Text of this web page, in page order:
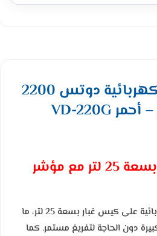
مكنسة برميل كهربائية دوتس 2200
كيس غبار واسع بسعة 25 لتر مع مؤشر
تحتوي مكنسة برميل كهربائية على كيس غبار بسعة 25 لتر، ما
دون الحاجة لتفريغ مستمر. كما